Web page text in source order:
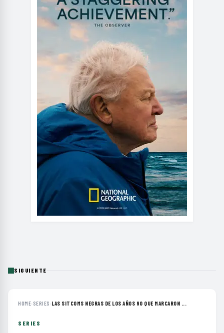
SIGUIENTE
HOME› SERIES ›LAS SITCOMS NEGRAS DE LOS AÑOS 90 QUE MARCARON ...
SERIES